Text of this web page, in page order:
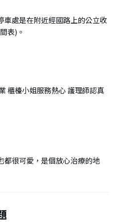
車處是在附近經國路上的公立收
表)。
櫃檯小姐服務熱心 護理師認真
都很可愛，是個放心治療的地